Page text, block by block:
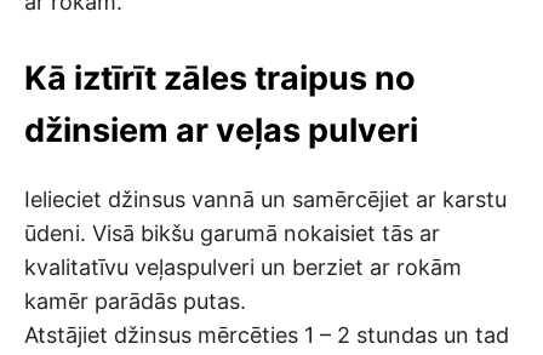
Kā iztīrīt zāles traipus no
džinsiem ar veļas pulveri
Ielieciet džinsus vannā un samērcējiet ar karstu
ūdeni. Visā bikšu garumā nokaisiet tās ar
kvalitatīvu veļaspulveri un berziet ar rokām
kamēr parādās putas.
Atstājiet džinsus mērcēties 1 – 2 stundas un tad